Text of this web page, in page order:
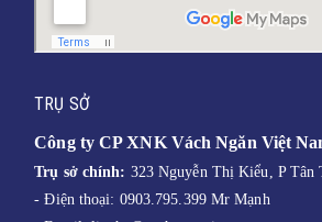
TRỤ SỞ
Công ty CP XNK Vách Ngăn Việt
Trụ sở chính: 323 Nguyễn Thị Kiểu, P Tân
- Điện thoại: 0903.795.399 Mr Mạnh